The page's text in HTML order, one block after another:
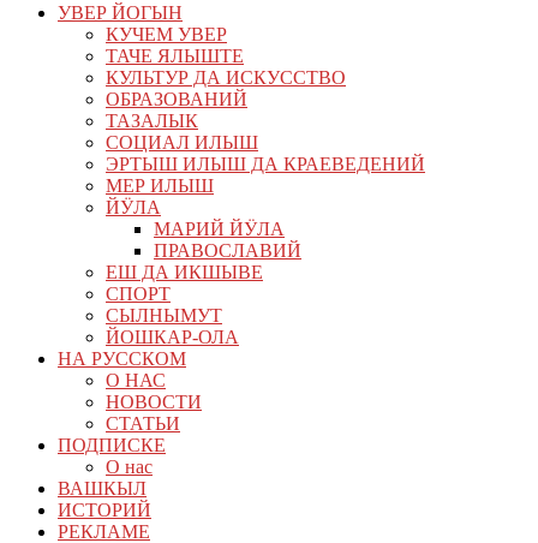
УВЕР ЙОГЫН
КУЧЕМ УВЕР
ТАЧЕ ЯЛЫШТЕ
КУЛЬТУР ДА ИСКУССТВО
ОБРАЗОВАНИЙ
ТАЗАЛЫК
СОЦИАЛ ИЛЫШ
ЭРТЫШ ИЛЫШ ДА КРАЕВЕДЕНИЙ
МЕР ИЛЫШ
ЙӰЛА
МАРИЙ ЙӰЛА
ПРАВОСЛАВИЙ
ЕШ ДА ИКШЫВЕ
СПОРТ
СЫЛНЫМУТ
ЙОШКАР-ОЛА
НА РУССКОМ
О НАС
НОВОСТИ
СТАТЬИ
ПОДПИСКЕ
О нас
ВАШКЫЛ
ИСТОРИЙ
РЕКЛАМЕ